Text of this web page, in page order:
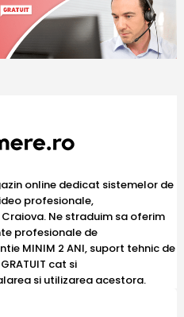
online dedicat sistemelor de
profesionale,
Craiova. Ne straduim sa oferim
profesionale de
MINIM 2 ANI, suport tehnic de
cat si
si utilizarea acestora.